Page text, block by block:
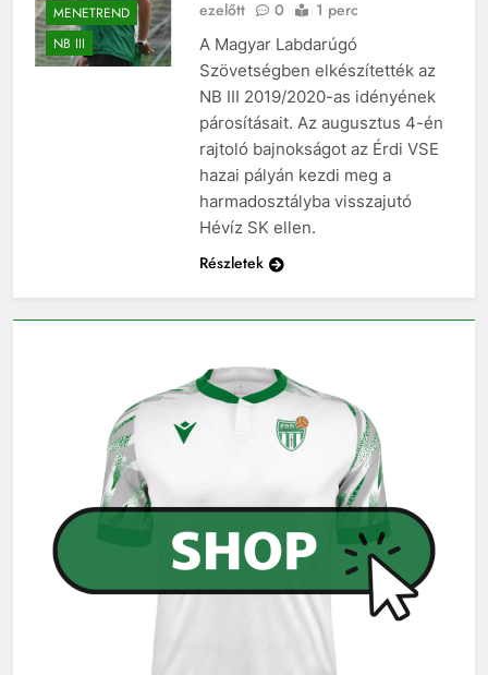
MENETREND
NB III
ezelőtt
0 1 perc
A Magyar Labdarúgó
Szövetségben elkészítették az
NB III 2019/2020-as idényének
párosításait. Az augusztus 4-én
rajtoló bajnokságot az Érdi VSE
hazai pályán kezdi meg a
harmadosztályba visszajutó
Hévíz SK ellen.
Részletek